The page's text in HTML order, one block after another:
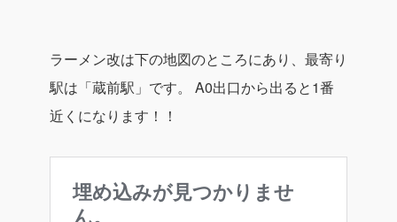
ラーメン改は下の地図のところにあり、最寄り
駅は 「蔵前駅」 です。 A0出口から出ると1番
近くになります！！